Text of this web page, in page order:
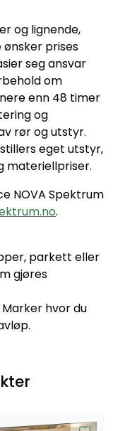
og lignende,
prises
seg ansvar
om
enn 48 timer
og
rør og utstyr.
eget utstyr,
materiellpriser.
NOVA Spektrum
.
parkett eller
gjøres
hvor du